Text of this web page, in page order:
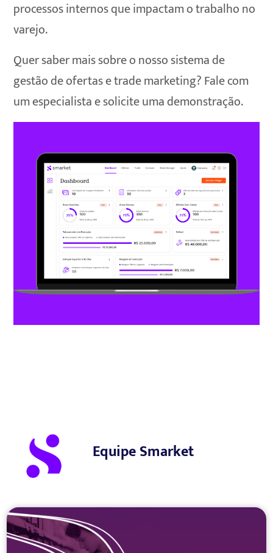
processos internos que impactam o trabalho no
varejo.
Quer saber mais sobre o nosso sistema de
gestão de ofertas e trade marketing? Fale com
um especialista e solicite uma demonstração.
Equipe Smarket